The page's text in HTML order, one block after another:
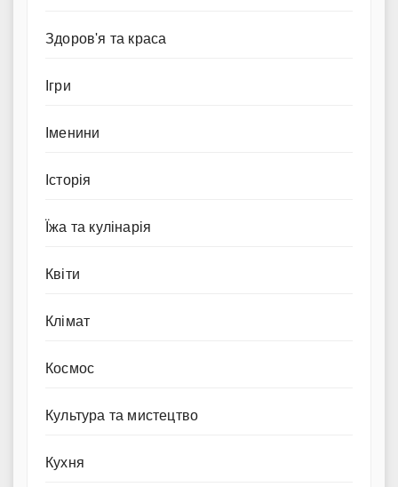
Здоров'я та краса
Ігри
Іменини
Історія
Їжа та кулінарія
Квіти
Клімат
Космос
Культура та мистецтво
Кухня